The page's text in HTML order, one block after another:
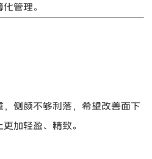
管理。
侧颜不够利落，希望改善面下
加轻盈、精致。